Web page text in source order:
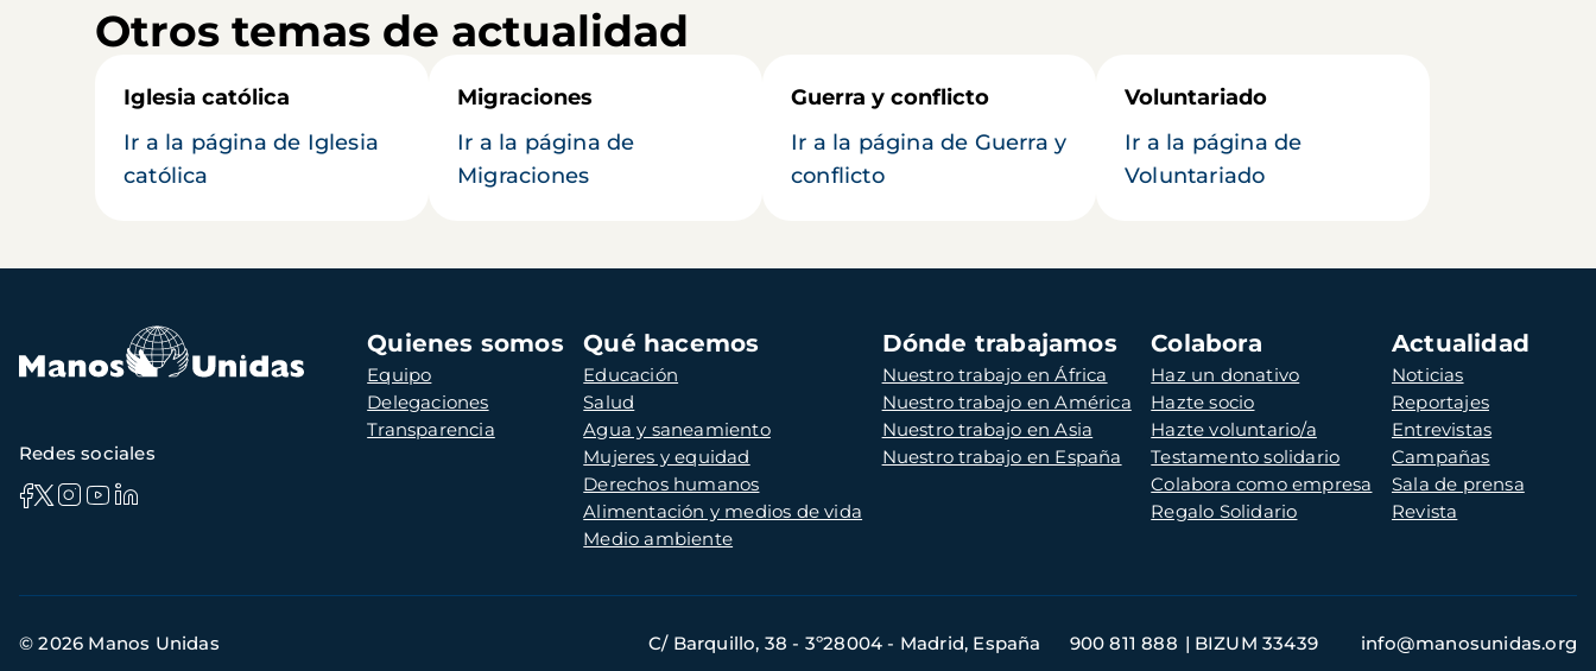
Otros temas de actualidad
Iglesia católica
Ir a la página de Iglesia
católica
Migraciones
Ir a la página de
Migraciones
Guerra y conflicto
Ir a la página de Guerra y
conflicto
Voluntariado
Ir a la página de
Voluntariado
Navegación
principal
Quienes somos
Equipo
Delegaciones
Transparencia
Qué hacemos
Educación
Salud
Agua y saneamiento
Mujeres y equidad
Derechos humanos
Alimentación y medios de vida
Medio ambiente
Dónde trabajamos
Nuestro trabajo en África
Nuestro trabajo en América
Nuestro trabajo en Asia
Nuestro trabajo en España
Colabora
Haz un donativo
Hazte socio
Hazte voluntario/a
Testamento solidario
Colabora como empresa
Regalo Solidario
Actualidad
Noticias
Reportajes
Entrevistas
Campañas
Sala de prensa
Revista
Redes sociales
de
© 2026 Manos Unidas C/ Barquillo, 38 - 3º28004 - Madrid, España 900 811 888 BIZUM 33439 info@manosunidas.org